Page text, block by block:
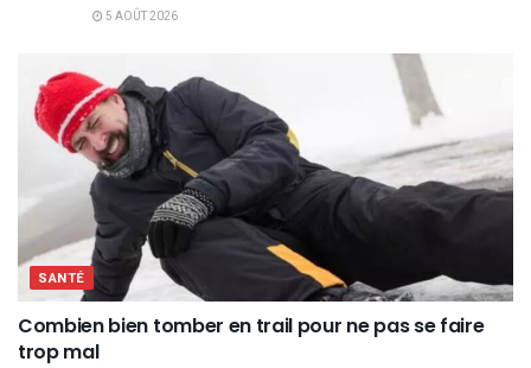
5 AOÛT 2026
SANTÉ
Combien bien tomber en trail pour ne pas se faire
trop mal